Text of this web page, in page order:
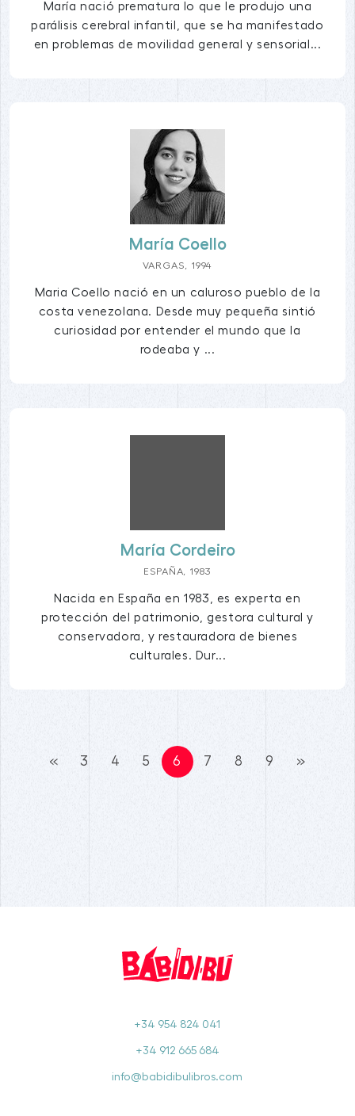
María nació prematura lo que le produjo una
parálisis cerebral infantil, que se ha manifestado
en problemas de movilidad general y sensorial...
María Coello
VARGAS, 1994
Maria Coello nació en un caluroso pueblo de la
costa venezolana. Desde muy pequeña sintió
curiosidad por entender el mundo que la
rodeaba y ...
María Cordeiro
ESPAÑA, 1983
Nacida en España en 1983, es experta en
protección del patrimonio, gestora cultural y
conservadora, y restauradora de bienes
culturales. Dur...
« 3 4 5 6 7 8 9 »
+34 954 824 041
+34 912 665 684
info@babidibulibros.com